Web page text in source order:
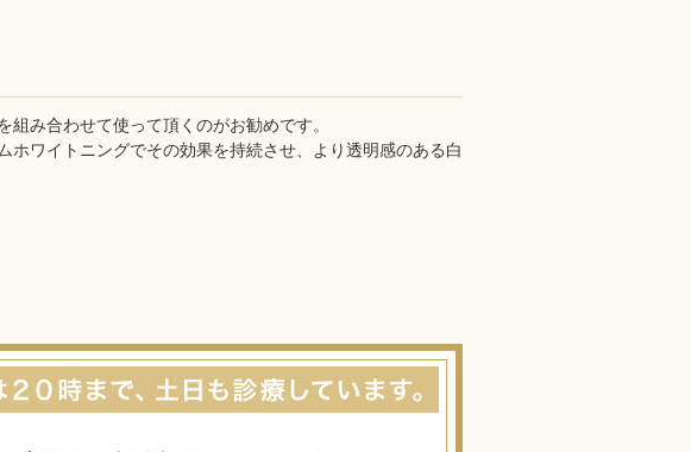
み合わせて使って頂くのがお勧めです。
ホワイトニングでその効果を持続させ、より透明感のある白